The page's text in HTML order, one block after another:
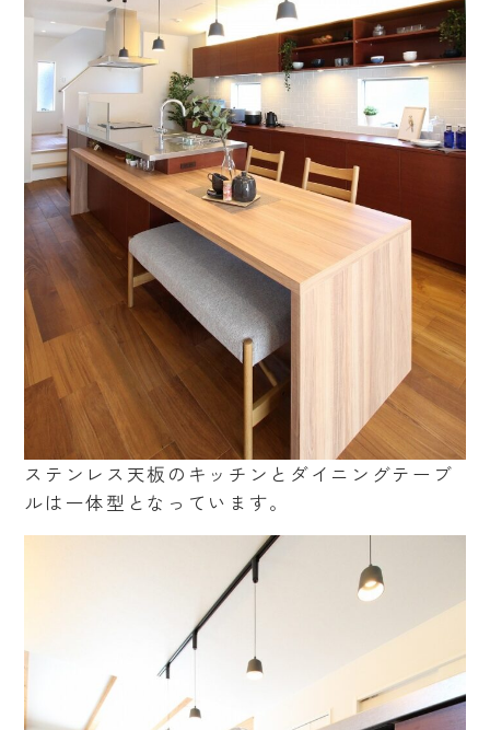
ステンレス天板のキッチンとダイニングテーブ
ルは一体型となっています。